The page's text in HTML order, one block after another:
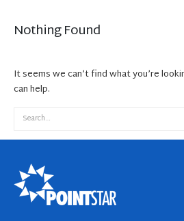
Nothing Found
It seems we can’t find what you’re
can help.